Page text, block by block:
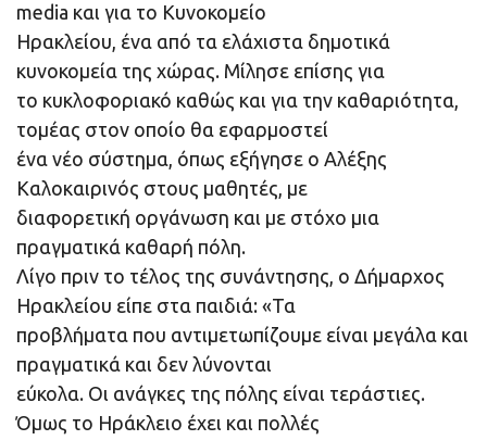
media και για το Κυνοκομείο
Ηρακλείου, ένα από τα ελάχιστα δημοτικά
κυνοκομεία της χώρας. Μίλησε επίσης για
το κυκλοφοριακό καθώς και για την καθαριότητα,
τομέας στον οποίο θα εφαρμοστεί
ένα νέο σύστημα, όπως εξήγησε ο Αλέξης
Καλοκαιρινός στους μαθητές, με
διαφορετική οργάνωση και με στόχο μια
πραγματικά καθαρή πόλη.
Λίγο πριν το τέλος της συνάντησης, ο Δήμαρχος
Ηρακλείου είπε στα παιδιά: «Τα
προβλήματα που αντιμετωπίζουμε είναι μεγάλα και
πραγματικά και δεν λύνονται
εύκολα. Οι ανάγκες της πόλης είναι τεράστιες.
Όμως το Ηράκλειο έχει και πολλές